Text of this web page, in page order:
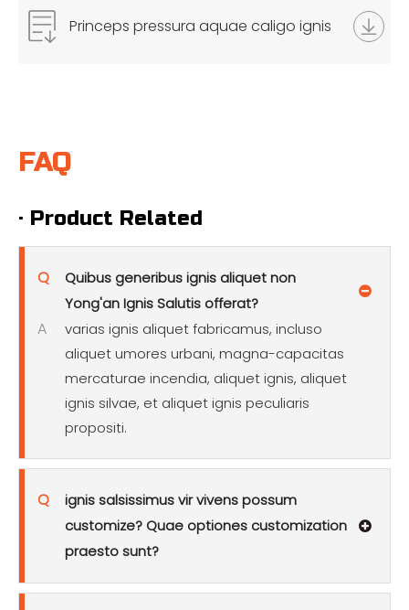
Princeps pressura aquae caligo ignis
FAQ
· Product Related
Q
Quibus generibus ignis aliquet non
Yong'an Ignis Salutis offerat?
A
varias ignis aliquet fabricamus, incluso
aliquet umores urbani, magna-capacitas
mercaturae incendia, aliquet ignis, aliquet
ignis silvae, et aliquet ignis peculiaris
propositi.
Q
ignis salsissimus vir vivens possum
customize? Quae optiones customization
praesto sunt?